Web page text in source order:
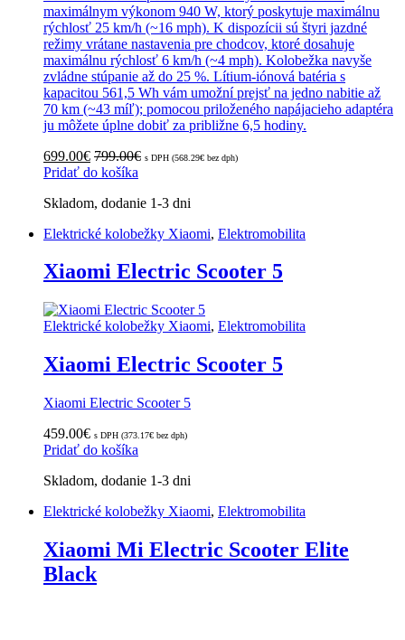
maximálnym výkonom 940 W, ktorý poskytuje maximálnu
rýchlosť 25 km/h (~16 mph). K dispozícii sú štyri jazdné
režimy vrátane nastavenia pre chodcov, ktoré dosahuje
maximálnu rýchlosť 6 km/h (~4 mph). Kolobežka navyše
zvládne stúpanie až do 25 %. Lítium-iónová batéria s
kapacitou 561,5 Wh vám umožní prejsť na jedno nabitie až
70 km (~43 míľ); pomocou priloženého napájacieho adaptéra
ju môžete úplne dobiť za približne 6,5 hodiny.
699.00€ 799.00€ s DPH (568.29€ bez dph)
Pridať do košíka
Skladom, dodanie 1-3 dni
Elektrické kolobežky Xiaomi, Elektromobilita
Xiaomi Electric Scooter 5
Elektrické kolobežky Xiaomi, Elektromobilita
Xiaomi Electric Scooter 5
Xiaomi Electric Scooter 5
459.00€ s DPH (373.17€ bez dph)
Pridať do košíka
Skladom, dodanie 1-3 dni
Elektrické kolobežky Xiaomi, Elektromobilita
Xiaomi Mi Electric Scooter Elite
Black